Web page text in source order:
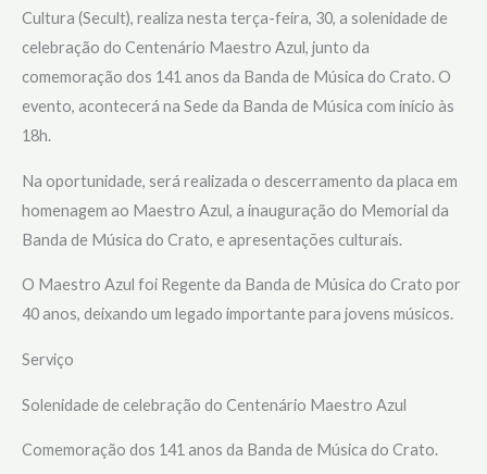
Cultura (Secult), realiza nesta terça-feira, 30, a solenidade de
celebração do Centenário Maestro Azul, junto da
comemoração dos 141 anos da Banda de Música do Crato. O
evento, acontecerá na Sede da Banda de Música com início às
18h.
Na oportunidade, será realizada o descerramento da placa em
homenagem ao Maestro Azul, a inauguração do Memorial da
Banda de Música do Crato, e apresentações culturais.
O Maestro Azul foi Regente da Banda de Música do Crato por
40 anos, deixando um legado importante para jovens músicos.
Serviço
Solenidade de celebração do Centenário Maestro Azul
Comemoração dos 141 anos da Banda de Música do Crato.